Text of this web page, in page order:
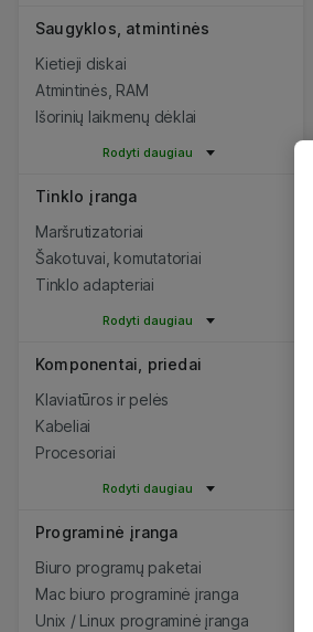
Saugyklos, atmintinės
Kietieji diskai
Atmintinės, RAM
Išorinių laikmenų dėklai
Rodyti daugiau
Tinklo įranga
Maršrutizatoriai
Šakotuvai, komutatoriai
Tinklo adapteriai
Rodyti daugiau
Komponentai, priedai
Klaviatūros ir pelės
Kabeliai
Procesoriai
Rodyti daugiau
Programinė įranga
Biuro programų paketai
Mac biuro programinė įranga
Unix / Linux programinė įranga